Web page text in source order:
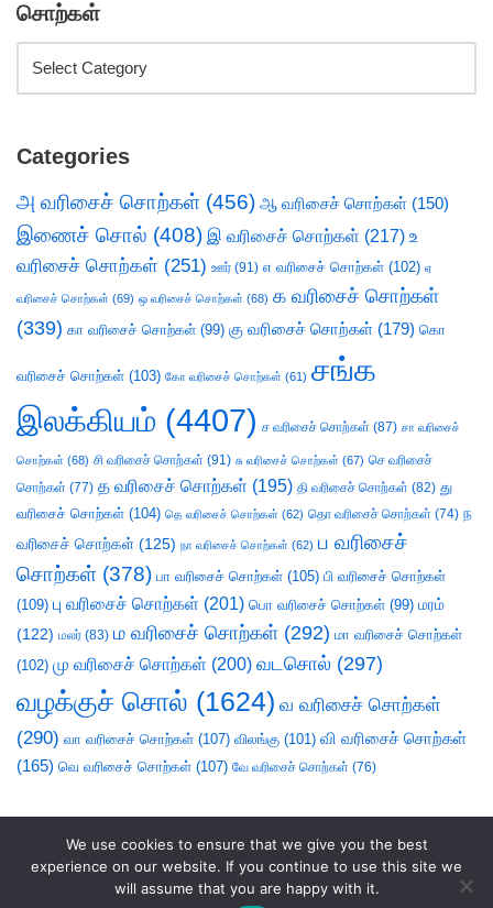
சொற்கள்
Categories
அ வரிசைச் சொற்கள் (456) ஆ வரிசைச் சொற்கள் (150)
இணைச் சொல் (408) இ வரிசைச் சொற்கள் (217) உ
வரிசைச் சொற்கள் (251) ஊர் (91) எ வரிசைச் சொற்கள் (102) ஏ
வரிசைச் சொற்கள் (69) ஒ வரிசைச் சொற்கள் (68) க வரிசைச் சொற்கள்
(339) கா வரிசைச் சொற்கள் (99) கு வரிசைச் சொற்கள் (179) கொ
வரிசைச் சொற்கள் (103) கோ வரிசைச் சொற்கள் (61) சங்க
இலக்கியம் (4407) ச வரிசைச் சொற்கள் (87) சா வரிசைச்
சொற்கள் (68) சி வரிசைச் சொற்கள் (91) சு வரிசைச் சொற்கள் (67) செ வரிசைச்
சொற்கள் (77) த வரிசைச் சொற்கள் (195) தி வரிசைச் சொற்கள் (82) து
வரிசைச் சொற்கள் (104) தெ வரிசைச் சொற்கள் (62) தொ வரிசைச் சொற்கள் (74) ந
வரிசைச் சொற்கள் (125) நா வரிசைச் சொற்கள் (62) ப வரிசைச்
சொற்கள் (378) பா வரிசைச் சொற்கள் (105) பி வரிசைச் சொற்கள்
(109) பு வரிசைச் சொற்கள் (201) பொ வரிசைச் சொற்கள் (99) மரம்
(122) மலர் (83) ம வரிசைச் சொற்கள் (292) மா வரிசைச் சொற்கள்
(102) மு வரிசைச் சொற்கள் (200) வடசொல் (297)
வழக்குச் சொல் (1624) வ வரிசைச் சொற்கள்
(290) வா வரிசைச் சொற்கள் (107) விலங்கு (101) வி வரிசைச் சொற்கள்
(165) வெ வரிசைச் சொற்கள் (107) வே வரிசைச் சொற்கள் (76)
We use cookies to ensure that we give you the best
experience on our website. If you continue to use this site we
will assume that you are happy with it.